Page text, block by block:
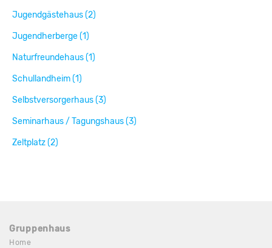
Jugendgästehaus (2)
Jugendherberge (1)
Naturfreundehaus (1)
Schullandheim (1)
Selbstversorgerhaus (3)
Seminarhaus / Tagungshaus (3)
Zeltplatz (2)
Gruppenhaus
Home